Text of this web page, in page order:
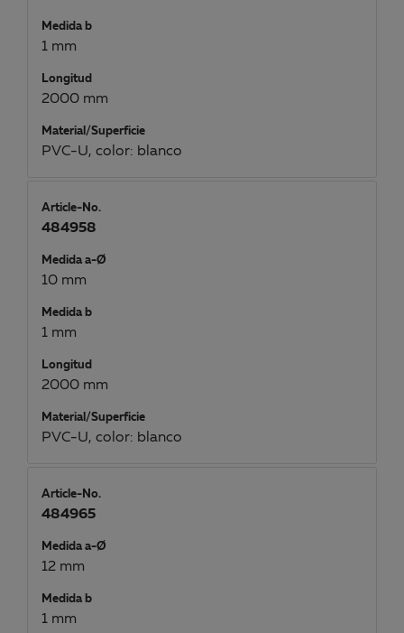
Medida b
1 mm
Longitud
2000 mm
Material/Superficie
PVC-U, color: blanco
Article-No.
484958
Medida a-Ø
10 mm
Medida b
1 mm
Longitud
2000 mm
Material/Superficie
PVC-U, color: blanco
Article-No.
484965
Medida a-Ø
12 mm
Medida b
1 mm